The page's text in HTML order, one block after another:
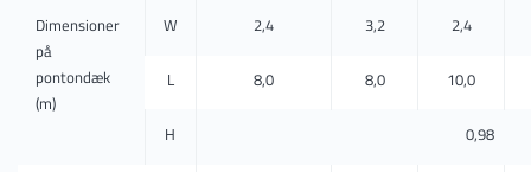
Dimensioner
på
pontondæk
(m)
W 2,4 3,2 2,4
L 8,0 8,0 10,0
H 0,98